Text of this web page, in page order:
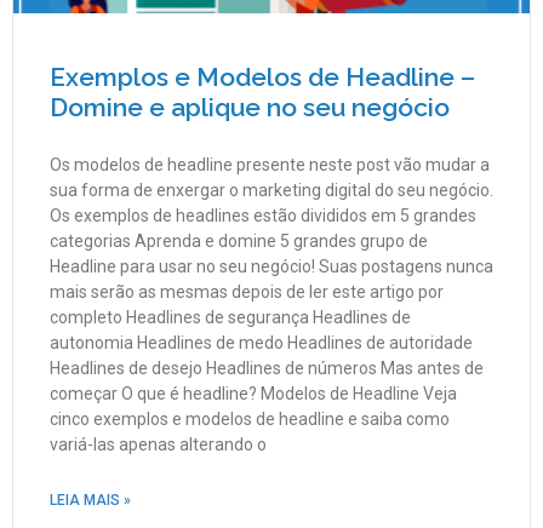
Exemplos e Modelos de Headline –
Domine e aplique no seu negócio
Os modelos de headline presente neste post vão mudar a
sua forma de enxergar o marketing digital do seu negócio.
Os exemplos de headlines estão divididos em 5 grandes
categorias Aprenda e domine 5 grandes grupo de
Headline para usar no seu negócio! Suas postagens nunca
mais serão as mesmas depois de ler este artigo por
completo Headlines de segurança Headlines de
autonomia Headlines de medo Headlines de autoridade
Headlines de desejo Headlines de números Mas antes de
começar O que é headline? Modelos de Headline Veja
cinco exemplos e modelos de headline e saiba como
variá-las apenas alterando o
LEIA MAIS »